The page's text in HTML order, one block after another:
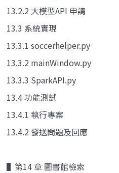
13.2.2 大模型API 申請
13.3 系統實現
13.3.1 soccerhelper.py
13.3.2 mainWindow.py
13.3.3 SparkAPI.py
13.4 功能測試
13.4.1 執行專案
13.4.2 發送問題及回應
▌第14 章 圖書館檢索